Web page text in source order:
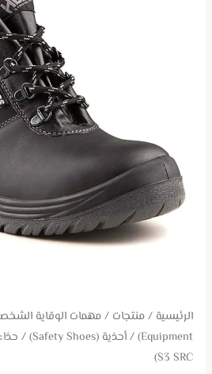
الرئيسية /منتجات /
Equipment)
/أحذية (Safety Shoes)
S3 SRC)